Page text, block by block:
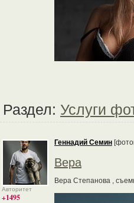
Раздел: Услуги
Авторитет
+1495
Геннадий Семин
Вера
Вера Степанова ,